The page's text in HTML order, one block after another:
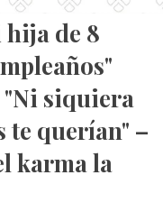
de 8
"Ni siquiera
te querían" –
karma la